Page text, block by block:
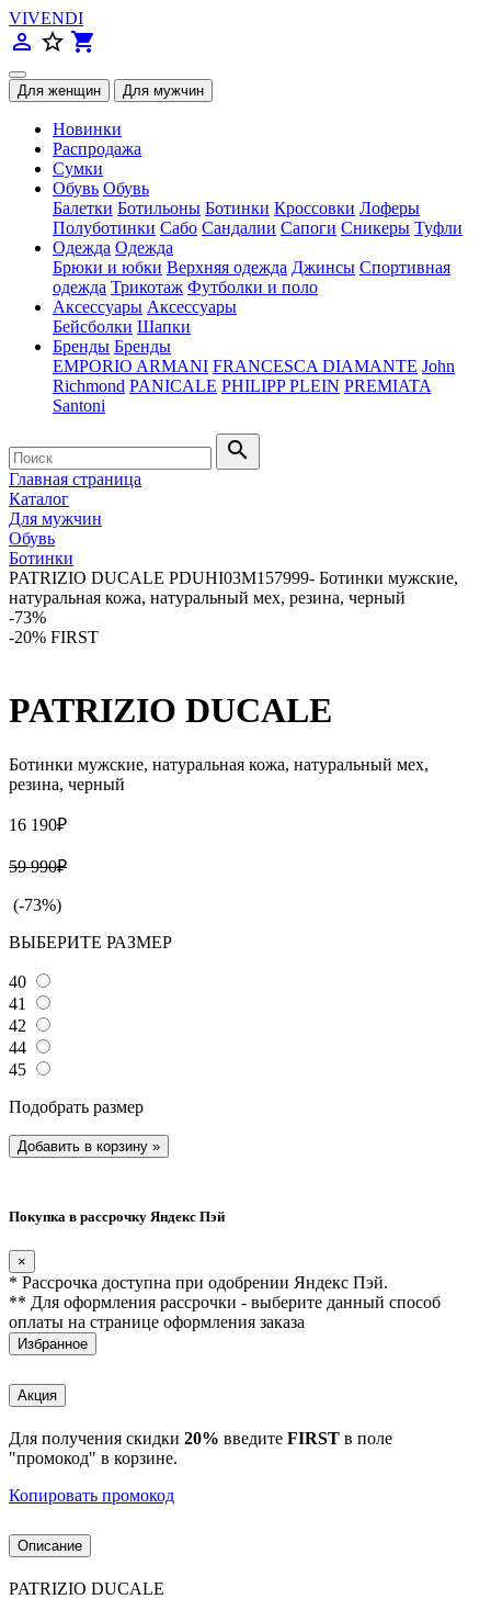
VIVENDI
person_outline star_border shopping_cart
Новинки
Распродажа
Сумки
Обувь Обувь
Балетки Ботильоны Ботинки Кроссовки Лоферы
Полуботинки Сабо Сандалии Сапоги Сникеры Туфли
Одежда Одежда
Брюки и юбки Верхняя одежда Джинсы Спортивная
одежда Трикотаж Футболки и поло
Аксессуары Аксессуары
Бейсболки Шапки
Бренды Бренды
EMPORIO ARMANI FRANCESCA DIAMANTE John
Richmond PANICALE PHILIPP PLEIN PREMIATA
Santoni
search
Главная страница
Каталог
Для мужчин
Обувь
Ботинки
PATRIZIO DUCALE PDUHI03M157999- Ботинки мужские,
натуральная кожа, натуральный мех, резина, черный
-73%
-20% FIRST
PATRIZIO DUCALE
Ботинки мужские, натуральная кожа, натуральный мех,
резина, черный
16 190₽
59 990₽
(-73%)
ВЫБЕРИТЕ РАЗМЕР
40
41
42
44
45
Подобрать размер
Добавить в корзину »
Покупка в рассрочку Яндекс Пэй
×
* Рассрочка доступна при одобрении Яндекс Пэй.
** Для оформления рассрочки - выберите данный способ
оплаты на странице оформления заказа
Избранное
Акция
Для получения скидки 20% введите FIRST в поле
"промокод" в корзине.
Копировать промокод
Описание
PATRIZIO DUCALE